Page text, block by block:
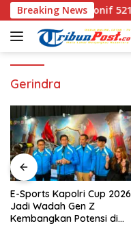
Langsung
ke
konten
Breaking News
dengan Yonif 521/DY
Gerindra
E-Sports Kapolri Cup 2026
Jadi Wadah Gen Z
Kembangkan Potensi di